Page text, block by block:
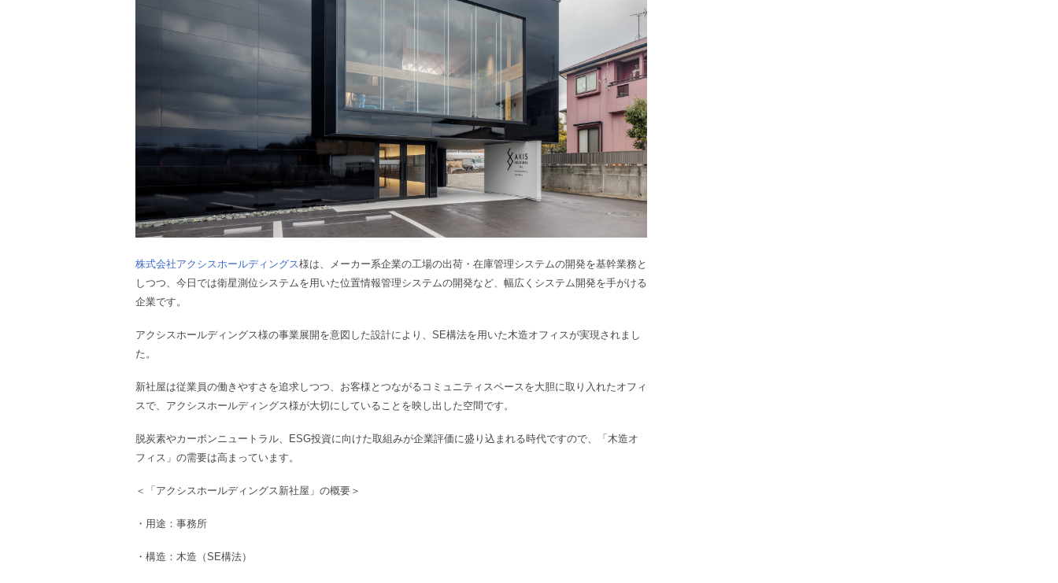
株式会社アクシスホールディングス様は、メーカー系企業の工場の出荷・在庫管理システムの開発を基幹業務と
しつつ、今日では衛星測位システムを用いた位置情報管理システムの開発など、幅広くシステム開発を手がける
企業です。
アクシスホールディングス様の事業展開を意図した設計により、SE構法を用いた木造オフィスが実現されまし
た。
新社屋は従業員の働きやすさを追求しつつ、お客様とつながるコミュニティスペースを大胆に取り入れたオフィ
スで、 アクシスホールディングス様が大切にしていることを映し出した空間です。
脱炭素やカーボンニュートラル、ESG投資に向けた取組みが企業評価に盛り込まれる時代ですので、「木造オ
フィス」の需要は高まっています。
＜「アクシスホールディングス新社屋」の概要＞
・用途：事務所
・構造：木造（SE構法）